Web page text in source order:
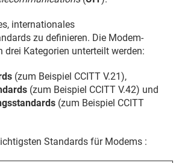
internationales
zu definieren. Die Modem-
drei Kategorien unterteilt werden:
(zum Beispiel CCITT V.21),
(zum Beispiel CCITT V.42) und
(zum Beispiel CCITT
Standards für Modems :